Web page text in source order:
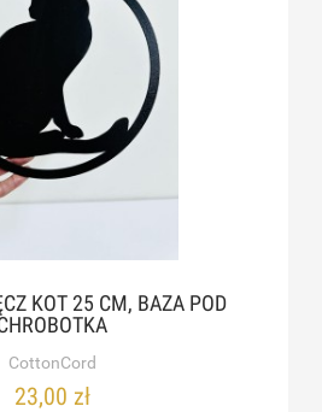
KOT 25 CM, BAZA POD
CottonCord
23,00 zł